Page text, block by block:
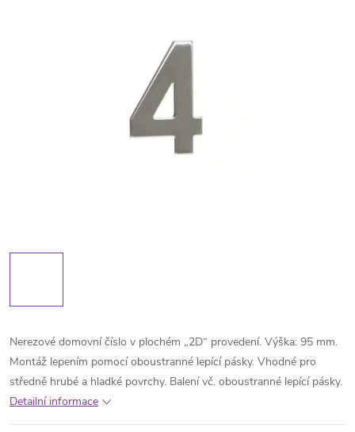
Nerezové domovní číslo v plochém „2D“ provedení. Výška: 95 mm.
Montáž lepením pomocí oboustranné lepící pásky. Vhodné pro
středně hrubé a hladké povrchy. Balení vč. oboustranné lepící pásky.
Detailní informace